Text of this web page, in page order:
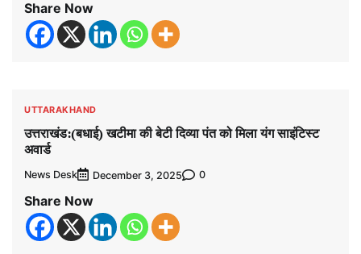
Share Now
UTTARAKHAND
उत्तराखंड:(बधाई) खटीमा की बेटी दिव्या पंत को मिला यंग साइंटिस्ट
अवार्ड
News Desk December 3, 2025 0
Share Now